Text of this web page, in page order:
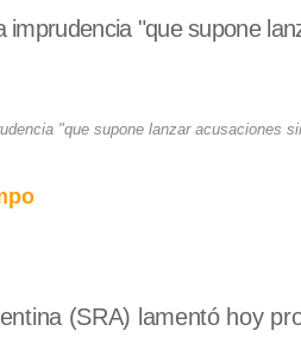
imprudencia "que supone
"que supone lanzar acusaciones
(SRA) lamentó hoy